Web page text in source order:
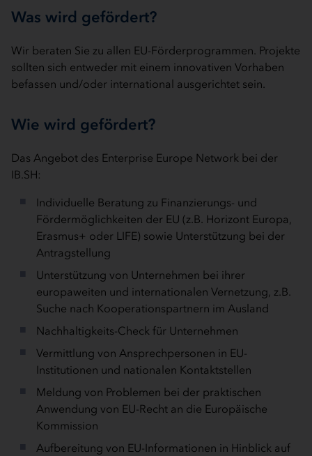
Was wird gefördert?
Wir beraten Sie zu allen EU-Förderprogrammen. Projekte
sollten sich entweder mit einem innovativen Vorhaben
befassen und/oder international ausgerichtet sein.
Wie wird gefördert?
Das Angebot des Enterprise Europe Network bei der
IB.SH:
Individuelle Beratung zu Finanzierungs- und
Fördermöglichkeiten der EU (z.B. Horizont Europa,
Erasmus+ oder LIFE) sowie Unterstützung bei der
Antragstellung
Unterstützung von Unternehmen bei ihrer
europaweiten und internationalen Vernetzung, z.B.
Suche nach Kooperationspartnern im Ausland
Nachhaltigkeits-Check für Unternehmen
Vermittlung von Ansprechpersonen in EU-
Institutionen und nationalen Kontaktstellen
Meldung von Problemen bei der praktischen
Anwendung von EU-Recht an die Europäische
Kommission
Aufbereitung von EU-Informationen in Hinblick auf